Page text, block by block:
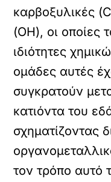
καρβοξυλικές
(ΟΗ), οι οποίες
ιδιότητες
ομάδες αυτές
συγκρατούν
κατιόντα του
σχηματίζοντας
τον τρόπο αυτό